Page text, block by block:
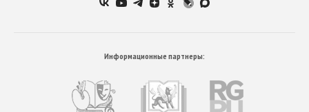
Информационные партнеры: